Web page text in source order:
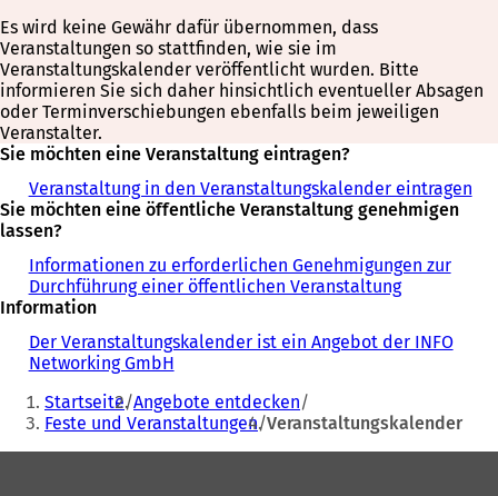
Es wird keine Gewähr dafür übernommen, dass
Veranstaltungen so stattfinden, wie sie im
Veranstaltungskalender veröffentlicht wurden. Bitte
informieren Sie sich daher hinsichtlich eventueller Absagen
oder Terminverschiebungen ebenfalls beim jeweiligen
Veranstalter.
Sie möchten eine Veranstaltung eintragen?
Veranstaltung in den Veranstaltungskalender eintragen
Sie möchten eine öffentliche Veranstaltung genehmigen
lassen?
Informationen zu erforderlichen Genehmigungen zur
Durchführung einer öffentlichen Veranstaltung
Information
Der Veranstaltungskalender ist ein Angebot der INFO
Networking GmbH
Sie
befinden
sich
Startseite Angebote entdecken
Feste und Veranstaltungen Veranstaltungskalender